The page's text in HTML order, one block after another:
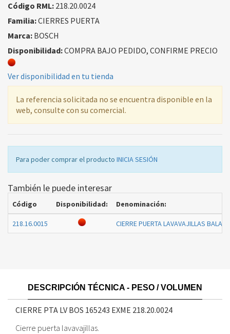
Código RML: 218.20.0024
Familia:CIERRES PUERTA
Marca: BOSCH
Disponibilidad:COMPRA BAJO PEDIDO, CONFIRME PRECIO
Ver disponibilidad en tu tienda
La referencia solicitada no se encuentra disponible en la
web, consulte con su comercial.
Para poder comprar el producto INICIA SESIÓN
También le puede interesar
Código Disponibilidad: Denominación:
218.16.0015 CIERRE PUERTA LAVAVAJILLAS
DESCRIPCIÓN TÉCNICA - PESO / VOLUMEN
CIERRE PTA LV BOS 165243 EXME 218.20.0024
Cierre puerta lavavajillas.